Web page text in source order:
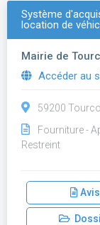
Système
location de
Mairie de
Accéder au
59200
Fourniture -
Restreint
Avis